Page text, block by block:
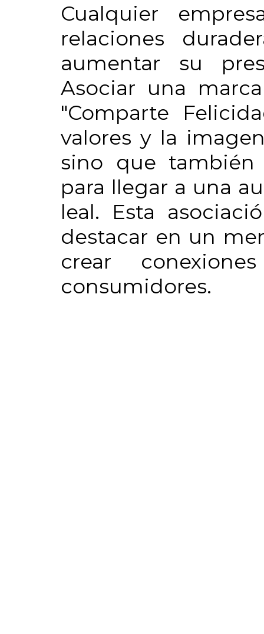
Cualquier
relaciones
aumentar su
Asociar una
"Comparte
valores y la
sino que
para llegar a una
leal. Esta
destacar en un
crear
consumidores.